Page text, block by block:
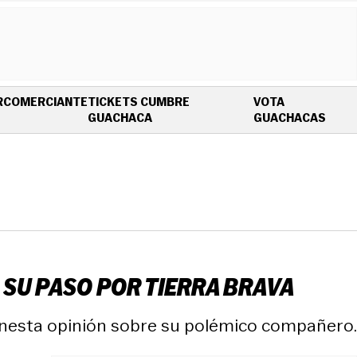
COMERCIANTETICKETS CUMBRE
GUACHACAOPENS IN NEW WINDOW
VOTA
GUACHACAS
PASO POR TIERRA BRAVA
opinión sobre su polémico compañero.